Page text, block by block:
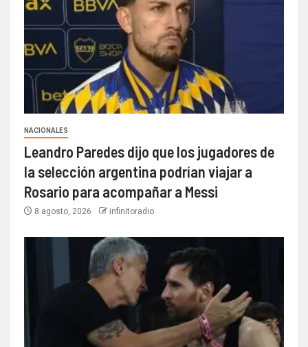
NACIONALES
Leandro Paredes dijo que los jugadores de
la selección argentina podrían viajar a
Rosario para acompañar a Messi
8 agosto, 2026 infinitoradio